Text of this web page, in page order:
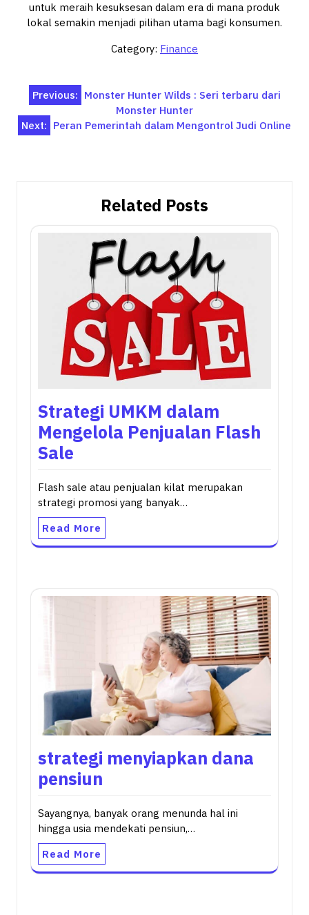
untuk meraih kesuksesan dalam era di mana produk
lokal semakin menjadi pilihan utama bagi konsumen.
Category: Finance
Post
navigation
Previous: Monster Hunter Wilds : Seri terbaru dari
Monster Hunter
Next: Peran Pemerintah dalam Mengontrol Judi Online
Related Posts
Strategi UMKM dalam
Mengelola Penjualan Flash
Sale
Flash sale atau penjualan kilat merupakan
strategi promosi yang banyak…
Read More
strategi menyiapkan dana
pensiun
Sayangnya, banyak orang menunda hal ini
hingga usia mendekati pensiun,…
Read More